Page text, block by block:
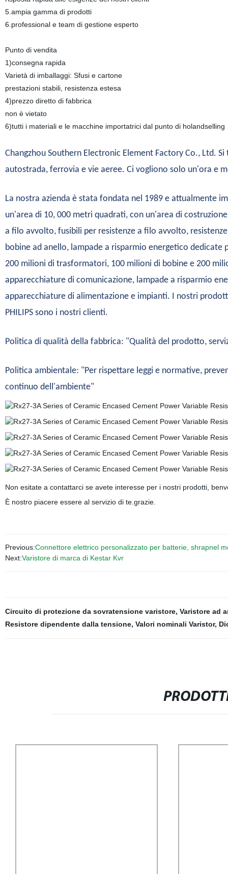
5.ampia gamma di prodotti
6.professional e team di gestione esperto
Punto di vendita
1)consegna rapida
Varietà di imballaggi: Sfusi e cartone
prestazioni stabili, resistenza estesa
4)prezzo diretto di fabbrica
non è vietato
6)tutti i materiali e le macchine importatrici dal punto di holandselling
Changzhou Southern Electronic Element Factory Co., Ltd.
autostrada, ferrovia e vie aeree. Ci vogliono solo un'ora e
La nostra azienda è stata fondata nel 1989 e attualmente
un'area di 10, 000 metri quadrati, con un'area di
a filo avvolto, fusibili per resistenze a filo avvolto,
bobine ad anello, lampade a risparmio energetico
200 milioni di trasformatori, 100 milioni di bobine e 200
apparecchiature di comunicazione, lampade a risparmio
apparecchiature di alimentazione e impianti. I nostri
PHILIPS sono i nostri clienti.
Politica di qualità della fabbrica: "Qualità del prodotto,
Politica ambientale: "Per rispettare leggi e normative,
continuo dell'ambiente"
Non esitate a contattarci se avete interesse per i nostri prodotti,
È nostro piacere essere al servizio di te.grazie.
Previous:Connettore elettrico personalizzato per batterie, shrapnel
Next:Varistore di marca di Kestar Kvr
Circuito di protezione da sovratensione varistore, Varistore ad
Resistore dipendente dalla tensione, Valori nominali Varistor,